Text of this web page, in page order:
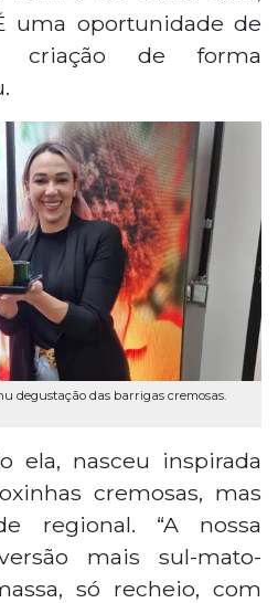
uma oportunidade de
criação de forma
degustação das barrigas cremosas.
ela, nasceu inspirada
cremosas, mas
regional. “A nossa
mais sul-mato-
só recheio, com